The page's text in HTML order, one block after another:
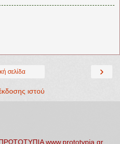
›
σελίδα
ιστού
www.prototypia.gr